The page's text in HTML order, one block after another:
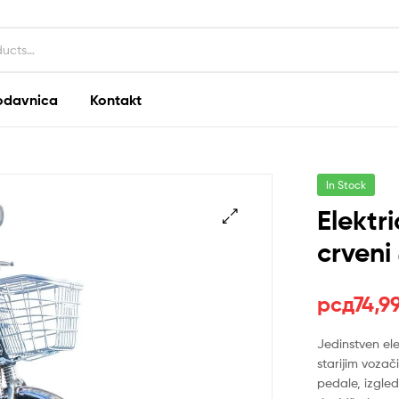
Kontakt
In Stock
crveni
цена
је
рсд
цена
је:
Jedinstven
starijim
pedale,